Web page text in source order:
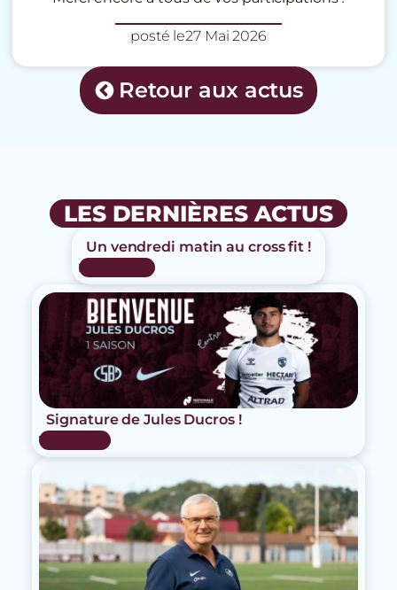
posté le27 Mai 2026
Retour aux actus
LES DERNIÈRES ACTUS
Un vendredi matin au cross fit !
24 Juil 2026
Signature de Jules Ducros !
15 Juil 2026